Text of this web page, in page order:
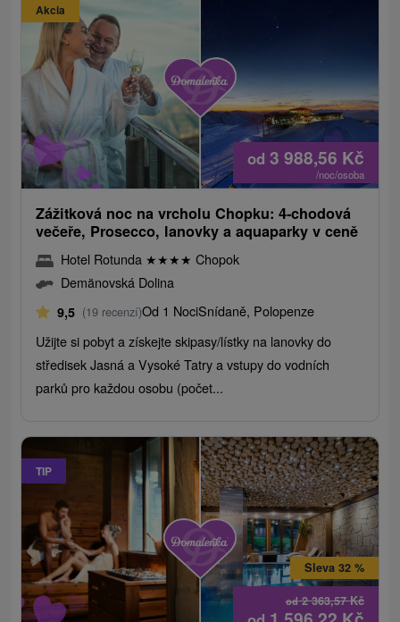
Akcia
od 3 988,56 Kč
/noc/osoba
Zážitková noc na vrcholu Chopku: 4-chodová
večeře, Prosecco, lanovky a aquaparky v ceně
Hotel Rotunda ★★★★ Chopok
Demänovská Dolina
9,5 (19 recenzí)Od 1 NociSnídaně, Polopenze
Užijte si pobyt a získejte skipasy/lístky na lanovky do
středisek Jasná a Vysoké Tatry a vstupy do vodních
parků pro každou osobu (počet...
TIP
od2 363,57Kč
Sleva 32 %